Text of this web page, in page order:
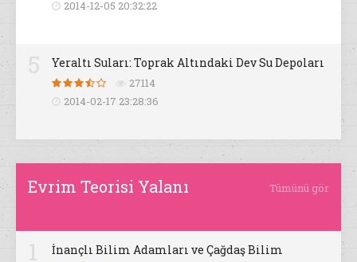
2014-12-05 20:32:22
Yeraltı Suları: Toprak Altındaki Dev Su Depoları
27114
2014-02-17 23:28:36
Evrim Teorisi Yalanı Tümünü gör
İnançlı Bilim Adamları ve Çağdaş Bilim